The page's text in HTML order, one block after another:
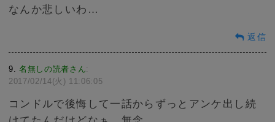
なんか悲しいわ…
返信
9 名無しの読者さん:
2017/02/14(火) 11:06:05
コンドルで後悔して一話からずっとアンケ出し続